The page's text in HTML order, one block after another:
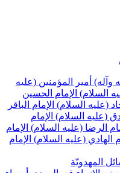
(عليه
الحسين
الإمام الباقر
الإمام
السلام) الإمام
السلام) الإمام